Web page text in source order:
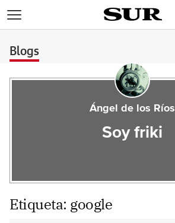
Blogs
Ángel de los Ríos
Soy friki
Etiqueta: google